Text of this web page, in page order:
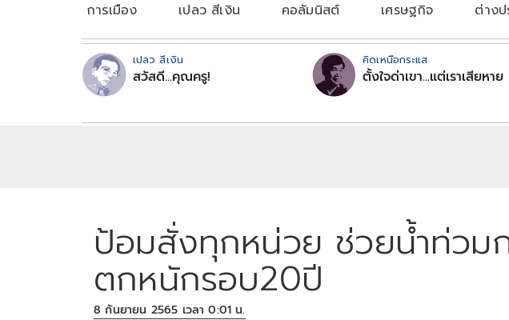
การเมือง เปลว สีเงิน คอลัมนิสต์ เศรษฐกิจ ต่างป
เปลว สีเงิน
สวัสดี...คุณครู!
คิดเหนือกระแส
ตั้งใจด่าเขา...แต่เราเสียหาย
ป้อมสั่งทุกหน่วย ช่วยนํ้าท่วม
ตกหนักรอบ20ปี
8 กันยายน 2565 เวลา 0:01 น.